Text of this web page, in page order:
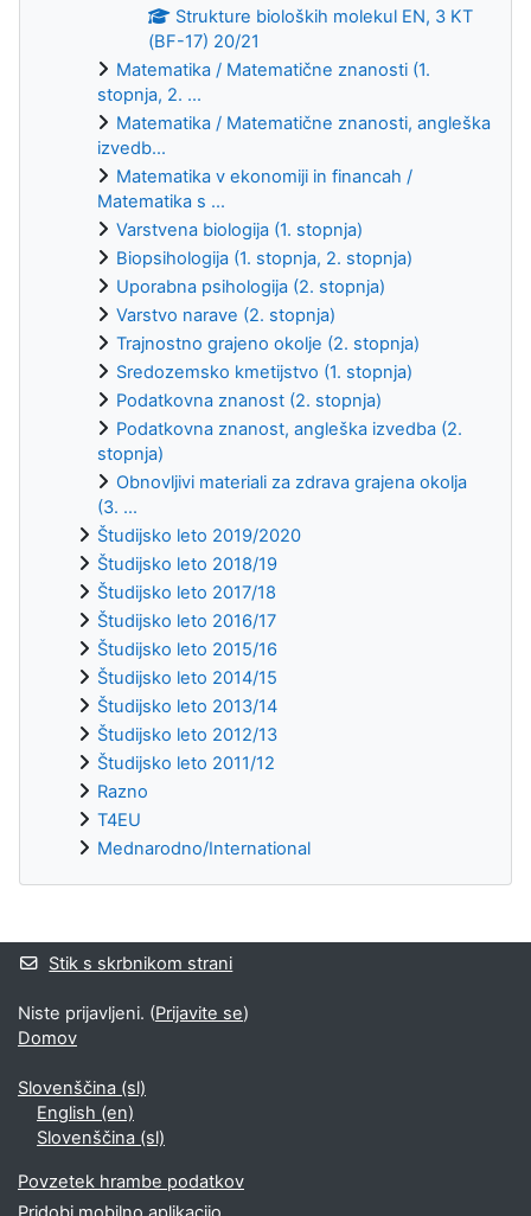
Strukture bioloških molekul EN, 3 KT
(BF-17) 20/21
Matematika / Matematične znanosti (1.
stopnja, 2. ...
Matematika / Matematične znanosti, angleška
izvedb...
Matematika v ekonomiji in financah /
Matematika s ...
Varstvena biologija (1. stopnja)
Biopsihologija (1. stopnja, 2. stopnja)
Uporabna psihologija (2. stopnja)
Varstvo narave (2. stopnja)
Trajnostno grajeno okolje (2. stopnja)
Sredozemsko kmetijstvo (1. stopnja)
Podatkovna znanost (2. stopnja)
Podatkovna znanost, angleška izvedba (2.
stopnja)
Obnovljivi materiali za zdrava grajena okolja
(3. ...
Študijsko leto 2019/2020
Študijsko leto 2018/19
Študijsko leto 2017/18
Študijsko leto 2016/17
Študijsko leto 2015/16
Študijsko leto 2014/15
Študijsko leto 2013/14
Študijsko leto 2012/13
Študijsko leto 2011/12
Razno
T4EU
Mednarodno/International
Supplementary blocks
Stik s skrbnikom strani
Niste prijavljeni. (Prijavite se)
Domov
Slovenščina ‎(sl)‎
English ‎(en)‎
Slovenščina ‎(sl)‎
Povzetek hrambe podatkov